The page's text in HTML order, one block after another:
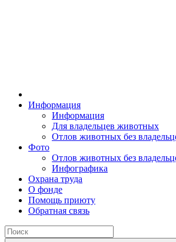
Информация
Информация
Для владельцев животных
Отлов животных без
Фото
Отлов животных без
Инфографика
Охрана труда
О фонде
Помощь приюту
Обратная связь